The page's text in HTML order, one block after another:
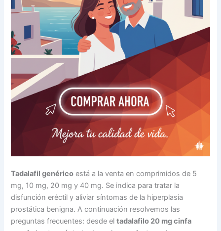
Tadalafil genérico está a la venta en comprimidos de 5
mg, 10 mg, 20 mg y 40 mg. Se indica para tratar la
disfunción eréctil y aliviar síntomas de la hiperplasia
prostática benigna. A continuación resolvemos las
preguntas frecuentes: desde eltadalafilo 20 mg cinfa